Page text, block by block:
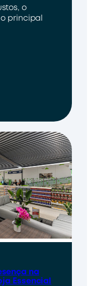
o
principal
na
Essencial